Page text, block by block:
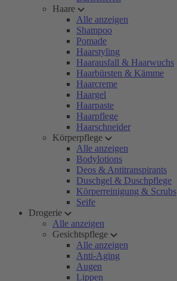
Haare
Alle anzeigen
Shampoo
Pomade
Haarstyling
Haarausfall & Haarwuchs
Haarbürsten & Kämme
Haarcreme
Haargel
Haarpaste
Haarpflege
Haarschneider
Körperpflege
Alle anzeigen
Bodylotions
Deos & Antitranspirants
Duschgel & Duschpflege
Körperreinigung & Scrubs
Seife
Drogerie
Alle anzeigen
Gesichtspflege
Alle anzeigen
Anti-Aging
Augen
Lippen